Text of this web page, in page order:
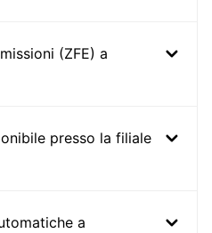
(ZFE) a
presso la filiale
a